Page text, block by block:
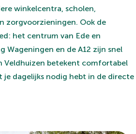
winkelcentra, scholen,
zorgvoorzieningen. Ook de
het centrum van Ede en
Wageningen en de A12 zijn snel
Veldhuizen betekent comfortabel
je dagelijks nodig hebt in de directe